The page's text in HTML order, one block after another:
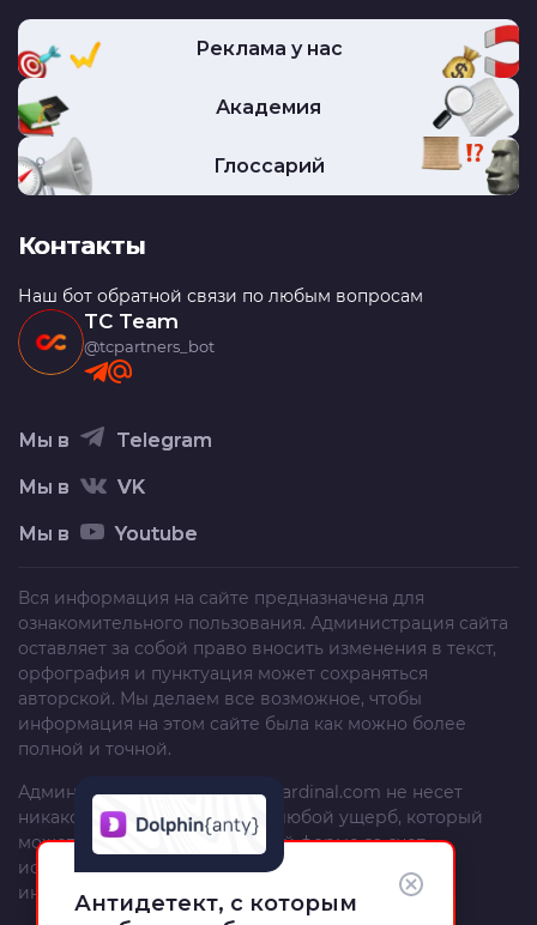
Реклама у нас
Академия
Глоссарий
Контакты
Наш бот обратной связи по любым вопросам
TC Team
@tcpartners_bot
Мы в Telegram
Мы в VK
Мы в Youtube
Вся информация на сайте предназначена для
ознакомительного пользования. Администрация сайта
оставляет за собой право вносить изменения в текст,
орфография и пунктуация может сохраняться
авторской. Мы делаем все возможное, чтобы
информация на этом сайте была как можно более
полной и точной.
Администрация сайтаtrafficcardinal.com не несет
никакой ответственности за любой ущерб, который
может быть причинен в любой форме за счет
использования, неполноты или неправильности
информации, размещенной на этом сайте.
Антидетект, с которым